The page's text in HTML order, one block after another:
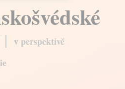
v perspektivě